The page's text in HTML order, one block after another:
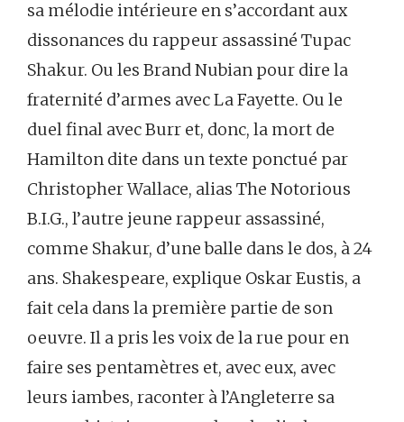
sa mélodie intérieure en s’accordant aux
dissonances du rappeur assassiné Tupac
Shakur. Ou les Brand Nubian pour dire la
fraternité d’armes avec La Fayette. Ou le
duel final avec Burr et, donc, la mort de
Hamilton dite dans un texte ponctué par
Christopher Wallace, alias The Notorious
B.I.G., l’autre jeune rappeur assassiné,
comme Shakur, d’une balle dans le dos, à 24
ans. Shakespeare, explique Oskar Eustis, a
fait cela dans la première partie de son
oeuvre. Il a pris les voix de la rue pour en
faire ses pentamètres et, avec eux, avec
leurs iambes, raconter à l’Angleterre sa